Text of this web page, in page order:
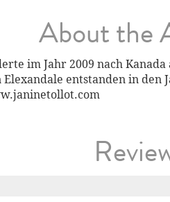
About the
im Jahr 2009 nach
entstanden in den